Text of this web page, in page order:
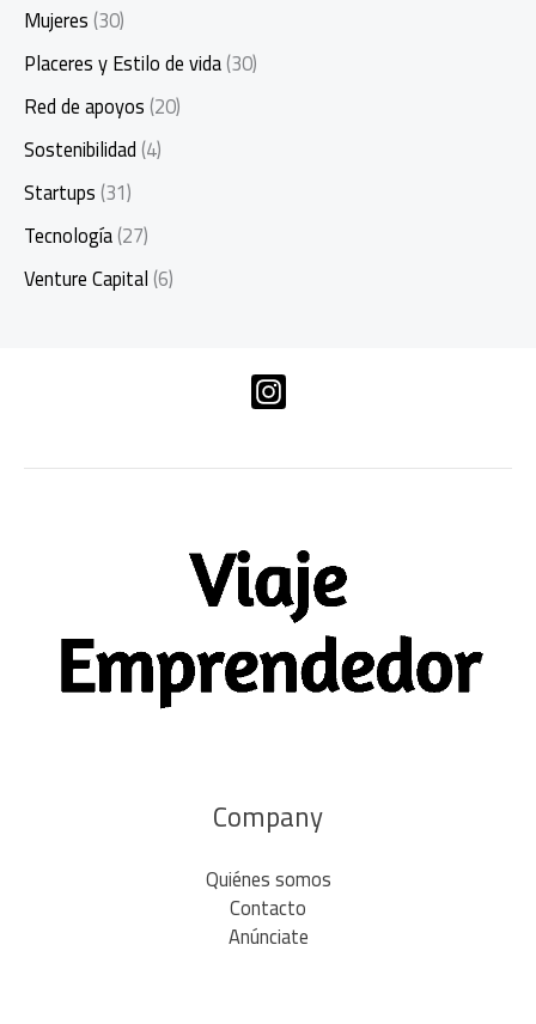
Mujeres(30)
Placeres y Estilo de vida(30)
Red de apoyos(20)
Sostenibilidad(4)
Startups(31)
Tecnología(27)
Venture Capital(6)
Company
Quiénes somos
Contacto
Anúnciate